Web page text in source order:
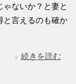
ないか？と妻と
と言えるのも確か
続きを読む